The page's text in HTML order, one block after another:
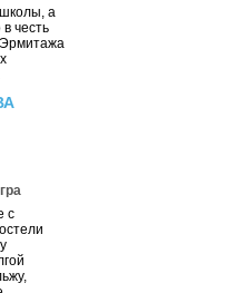
школы, а
честь
Эрмитажа
с